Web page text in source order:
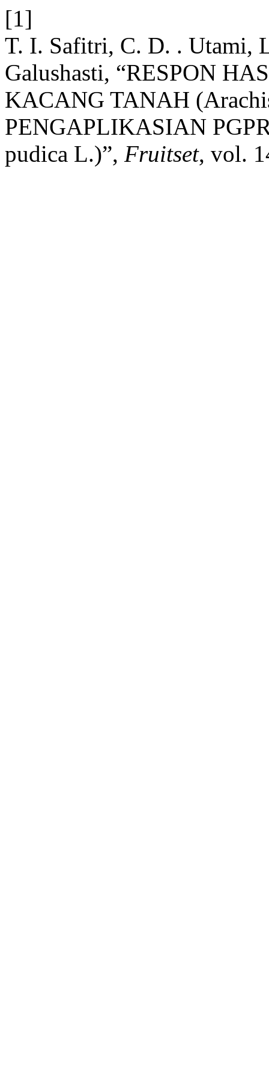
[1]
T. I. Safitri, C. D. . Utami,
Galushasti, “RESPON
KACANG TANAH
PENGAPLIKASIAN
pudica L.)”, Fruitset, vol.